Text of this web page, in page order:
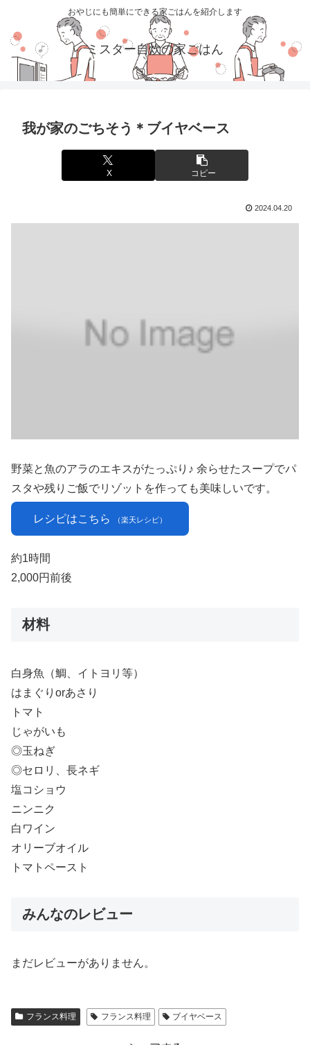
おやじにも簡単にできる家ごはんを紹介します
ミスター自炊の家ごはん
我が家のごちそう＊ブイヤベース
X コピー
2024.04.20
野菜と魚のアラのエキスがたっぷり♪ 余らせたスープでパ
スタや残りご飯でリゾットを作っても美味しいです。
レシピはこちら （楽天レシピ）
約1時間
2,000円前後
材料
白身魚（鯛、イトヨリ等）
はまぐりorあさり
トマト
じゃがいも
◎玉ねぎ
◎セロリ、長ネギ
塩コショウ
ニンニク
白ワイン
オリーブオイル
トマトペースト
みんなのレビュー
まだレビューがありません。
フランス料理 フランス料理 ブイヤベース